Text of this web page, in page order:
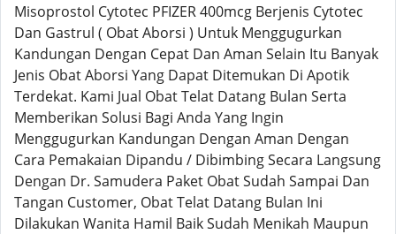
Misoprostol Cytotec PFIZER 400mcg Berjenis Cytotec
Dan Gastrul ( Obat Aborsi ) Untuk Menggugurkan
Kandungan Dengan Cepat Dan Aman Selain Itu Banyak
Jenis Obat Aborsi Yang Dapat Ditemukan Di Apotik
Terdekat. Kami Jual Obat Telat Datang Bulan Serta
Memberikan Solusi Bagi Anda Yang Ingin
Menggugurkan Kandungan Dengan Aman Dengan
Cara Pemakaian Dipandu / Dibimbing Secara Langsung
Dengan Dr. Samudera Paket Obat Sudah Sampai Dan
Tangan Customer, Obat Telat Datang Bulan Ini
Dilakukan Wanita Hamil Baik Sudah Menikah Maupun